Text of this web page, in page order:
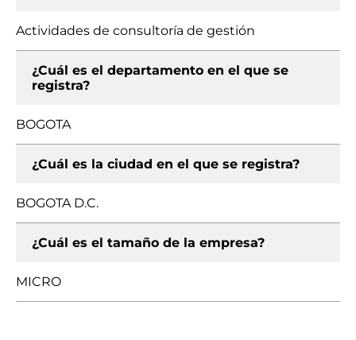
Actividades de consultoría de gestión
¿Cuál es el departamento en el que se
registra?
BOGOTA
¿Cuál es la ciudad en el que se registra?
BOGOTA D.C.
¿Cuál es el tamaño de la empresa?
MICRO